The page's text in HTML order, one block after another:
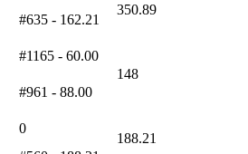
350.89
#635 - 162.21
#1165 - 60.00
148
#961 - 88.00
0
188.21